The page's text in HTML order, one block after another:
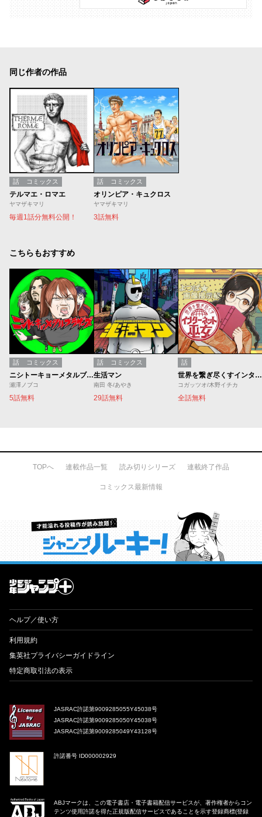
同じ作者の作品
話 コミックス
テルマエ・ロマエ
ヤマザキマリ
毎週1話分無料公開！
話 コミックス
オリンピア・キュクロス
ヤマザキマリ
3話無料
こちらもおすすめ
話 コミックス
ニシトーキョーメタルブラザーズ
瀬澤ノブコ
5話無料
話 コミックス
生活マン
南田 冬/あやき
29話無料
話
世界を繋ぎ尽くすインターネット巫女
コガッツオ/木野イチカ
全話無料
TOPへ 連載作品一覧 読み切りシリーズ 連載終了作品
コミックス最新情報
才能溢れる投稿作が読み放題！ ジャンプルーキー！
ヘルプ／使い方
利用規約
集英社プライバシーガイドライン
特定商取引法の表示
JASRAC許諾第9009285055Y45038号
JASRAC許諾第9009285050Y45038号
JASRAC許諾第9009285049Y43128号
許諾番号 ID000002929
ABJマークは、この電子書店・電子書籍配信サービスが、著作権者からコン
テンツ使用許諾を得た正規版配信サービスであることを示す登録商標(登録